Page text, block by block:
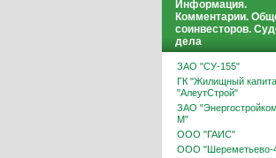
Информация.
Комментарии.
соинвесторов.
дела
ЗАО "СУ-155"
ГК "Жилищный
"АлеутСтрой"
ЗАО
М"
ООО "ГАИС"
ООО "Шереметьево-